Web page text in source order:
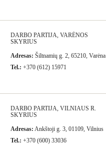
DARBO PARTIJA, VARĖNOS
SKYRIUS
Adresas: Šiltnamių g. 2, 65210, Varėna
Tel.: +370 (612) 15971
DARBO PARTIJA, VILNIAUS R.
SKYRIUS
Adresas: Ankštoji g. 3, 01109, Vilnius
Tel.: +370 (600) 33036